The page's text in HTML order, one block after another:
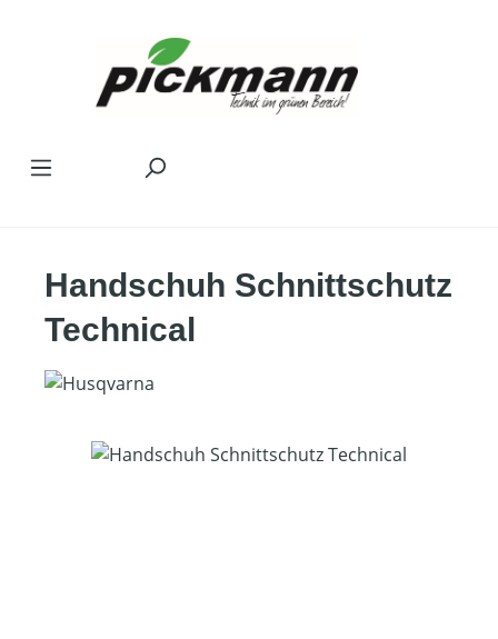
Handschuh Schnittschutz
Technical
Bildergalerie überspringen